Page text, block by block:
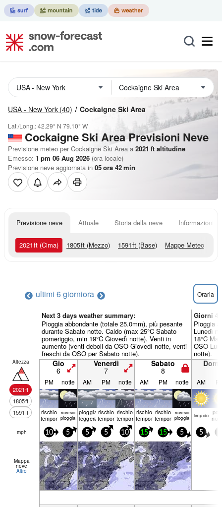
USA - New York (40) Cockaigne Ski Area
Lat./Long.:42.29° N 79.10° W
Cockaigne Ski Area Previsioni Neve
Previsione meteo per Cockaigne Ski Area a 2021 ft altitudine
Emesso: 1 pm 06 Aug 2026 (ora locale)
Previsione neve aggiornata in 05ora 42min
Previsione neve Attuale Storia della neve Informazioni
2021ft (Cima) 1805ft (Mezzo) 1591ft (Base) Mappe Meteo
ultimi 6 giorniora Oraria
Next 3 days weather summary:
Pioggia abbondante (totale 25.0mm), più pesante
durante Sabato notte. Caldo (max 25°C Sabato
pomeriggio, min 19°C Giovedì notte). Venti in
aumento (venti deboli da OSO Giovedì notte, venti
freschi da OSO per Sabato notte).
Giorni
Pioggia
Lunedì
18°C
OSO
notte).
Altezza
2021ft
1805ft
1591ft
Gio
6
Venerdì
7
Sabato
8
PM notte AM PM notte AM PM notte AM
rischio
temporale
rovesci
pioggia
pioggia
leggera
rischio
temporale
rischio
temporale
rischio
temporale
rischio
temporale
rovesci
pioggia limp­ido
mph 10 5 5 5 10 15 15 5 5
Mappa
neve
Altro